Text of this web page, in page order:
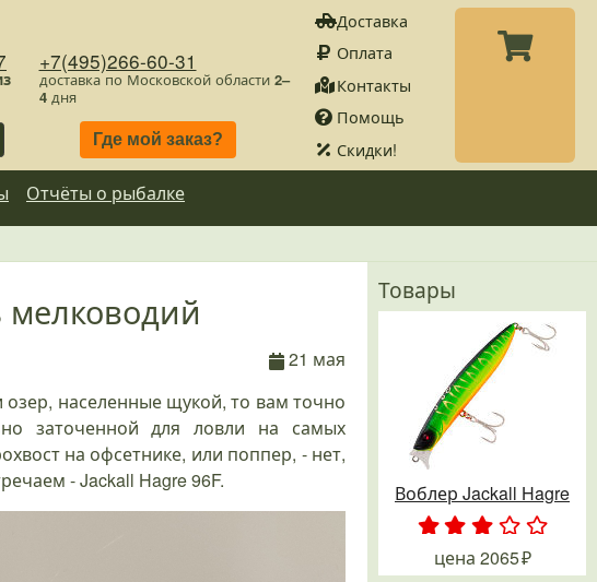
Доставка
Оплата
Контакты
Помощь
Скидки!
+7(495)266-60-31
доставка по Московской области 2–
4дня
Где мой заказ?
Отчёты о рыбалке
мелководий
21 мая
населенные щукой, то вам точно
заточенной для ловли на самых
на офсетнике, или поппер, - нет,
- Jackall Hagre 96F.
Товары
Воблер Jackall Hagre
. . .
цена 2065